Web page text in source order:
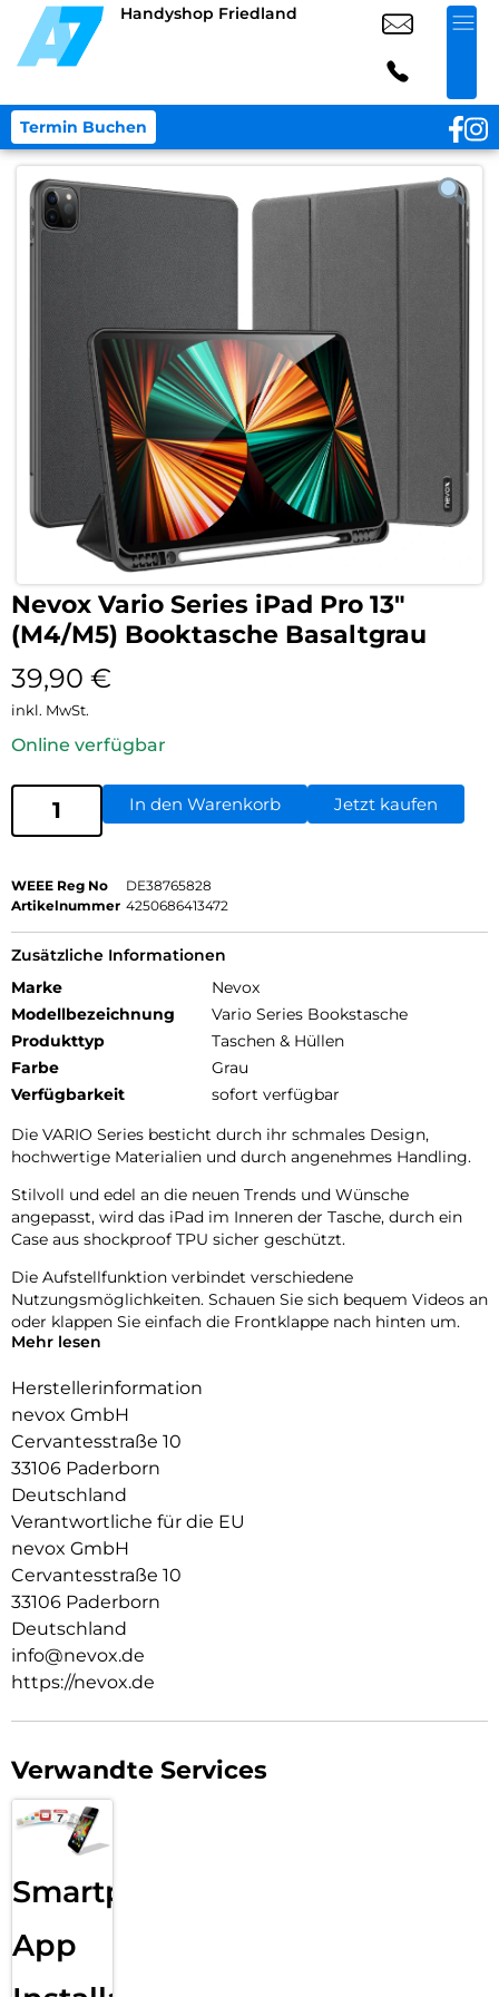
Handyshop Friedland
Termin Buchen
Nevox Vario Series iPad Pro 13″
(M4/M5) Booktasche Basaltgrau
39,90 €
inkl. MwSt.
Online verfügbar
In den Warenkorb Jetzt kaufen
WEEE Reg No
DE38765828
Artikelnummer 4250686413472
Zusätzliche Informationen
Marke
Nevox
Modellbezeichnung
Vario Series Bookstasche
Produkttyp
Taschen & Hüllen
Farbe
Grau
Verfügbarkeit
sofort verfügbar
Die VARIO Series besticht durch ihr schmales Design,
hochwertige Materialien und durch angenehmes Handling.
Stilvoll und edel an die neuen Trends und Wünsche
angepasst, wird das iPad im Inneren der Tasche, durch ein
Case aus shockproof TPU sicher geschützt.
Die Aufstellfunktion verbindet verschiedene
Nutzungsmöglichkeiten. Schauen Sie sich bequem Videos an
oder klappen Sie einfach die Frontklappe nach hinten um.
Bedienung kinderleicht, das iPad startet nach dem öffnen
der Frontklappe (Wake up Funktion) und die Schutzhülle
öffnet sich nicht ungewollt.
Durch die integrierte Apple Pencil Aussparung, kann man
diesen immer sich verstauen und mitführen.
Mehr lesen
Herstellerinformation
nevox GmbH
Cervantesstraße 10
33106 Paderborn
Deutschland
Verantwortliche für die EU
nevox GmbH
Cervantesstraße 10
33106 Paderborn
Deutschland
info@nevox.de
https://nevox.de
Verwandte Services
Smartphone
App